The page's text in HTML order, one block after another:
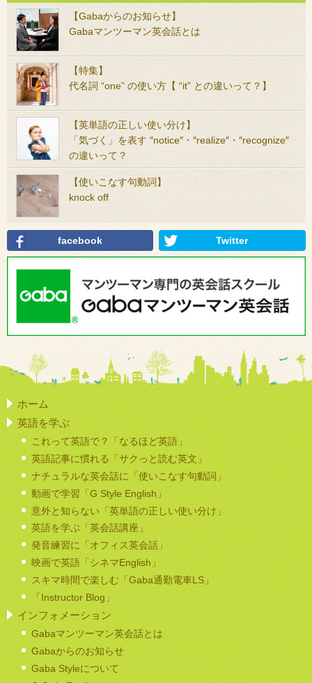
【Gabaからのお知らせ】
Gabaマンツーマン英会話とは
【特集】
代名詞 “one” の使い方【 “it” との違いって？】
【英単語の正しい使い分け】
「気づく」を表す ″notice″・″realize″・″recognize″
の違いって？
【使いこなす句動詞】
knock off
facebook Twitter
ホーム
英語を学ぶ
これって英語で？「なるほど英語」
英語記事に慣れる「サクっと読む英文」
ナチュラルな英会話に「使いこなす句動詞」
動画で学習「G Style English」
意外と知らない「英単語の正しい使い分け」
英語を学ぶ「英会話講座」
発音練習に「オフィス英会話」
映画で英語「シネマEnglish」
スキマ時間で楽しむ「Gaba通勤電車LS」
「Instructor Blog」
インフォメーション
Gabaマンツーマン英会話とは
Gabaからのお知らせ
Gaba Styleについて